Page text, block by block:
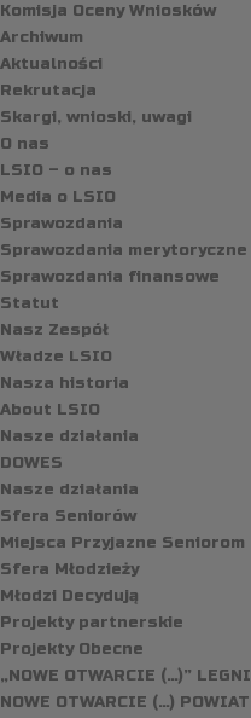
Komisja Oceny Wniosków
Archiwum
Aktualności
Rekrutacja
Skargi, wnioski, uwagi
O nas
LSIO – o nas
Media o LSIO
Sprawozdania
Sprawozdania merytoryczne
Sprawozdania finansowe
Statut
Nasz Zespół
Władze LSIO
Nasza historia
About LSIO
Nasze działania
DOWES
Nasze działania
Sfera Seniorów
Miejsca Przyjazne Seniorom
Sfera Młodzieży
Młodzi Decydują
Projekty partnerskie
Projekty Obecne
„NOWE OTWARCIE (…)”
NOWE OTWARCIE (…)